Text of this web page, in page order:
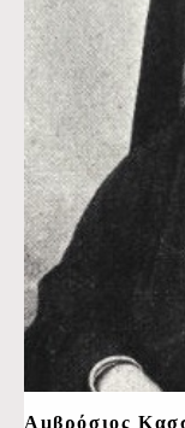
Αμβρόσιος